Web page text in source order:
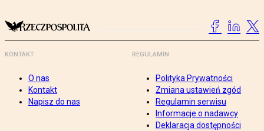
KONTAKT
O nas
Kontakt
Napisz do nas
REGULAMIN
Polityka Prywatności
Zmiana ustawień zgód
Regulamin serwisu
Informacje o nadawcy
Deklaracja dostępności